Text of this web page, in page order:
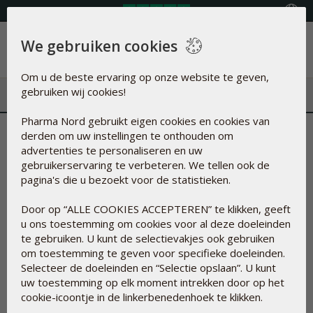
Menu
Nieuwe meta studie: Het
belang van voldoende seleen
in uw bloed
7-okt-2020
We gebruiken cookies
Om u de beste ervaring op onze website te geven,
gebruiken wij cookies!
Pharma Nord gebruikt eigen cookies en cookies van
derden om uw instellingen te onthouden om
advertenties te personaliseren en uw
gebruikerservaring te verbeteren. We tellen ook de
pagina's die u bezoekt voor de statistieken.
Door op “ALLE COOKIES ACCEPTEREN” te klikken, geeft
u ons toestemming om cookies voor al deze doeleinden
te gebruiken. U kunt de selectievakjes ook gebruiken
om toestemming te geven voor specifieke doeleinden.
Selecteer de doeleinden en “Selectie opslaan”. U kunt
uw toestemming op elk moment intrekken door op het
cookie-icoontje in de linkerbenedenhoek te klikken.